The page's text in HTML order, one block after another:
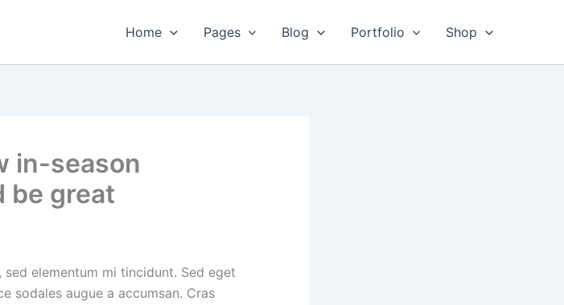
Home Pages Blog Portfolio Shop
in-season
be great
elementum mi tincidunt. Sed eget
sodales augue a accumsan. Cras